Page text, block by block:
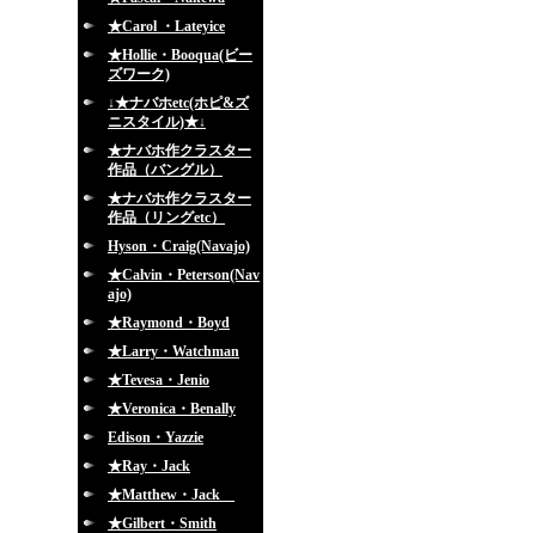
★Carol ・Lateyice
★Hollie・Booqua(ビー
ズワーク)
↓★ナバホetc(ホピ&ズ
ニスタイル)★↓
★ナバホ作クラスター
作品（バングル）
★ナバホ作クラスター
作品（リングetc）
Hyson・Craig(Navajo)
★Calvin・Peterson(Nav
ajo)
★Raymond・Boyd
★Larry・Watchman
★Tevesa・Jenio
★Veronica・Benally
Edison・Yazzie
★Ray・Jack
★Matthew・Jack
★Gilbert・Smith